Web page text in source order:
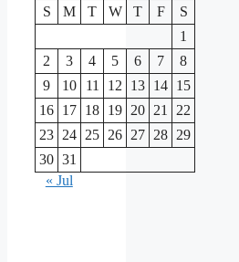
S
M T W T F
S
1
2
3 4 5 6 7
8
9
10 11 12 13 14 15
16 17 18 19 20 21 22
23 24 25 26 27 28 29
30 31
« Jul